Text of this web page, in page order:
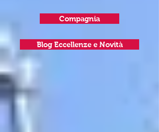
Compagnia
Blog Eccellenze e Novità